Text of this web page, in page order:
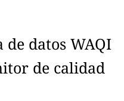
datos WAQI
de calidad